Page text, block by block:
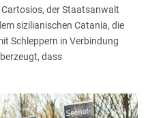
der Staatsanwalt
sizilianischen Catania, die
Schleppern in Verbindung
dass